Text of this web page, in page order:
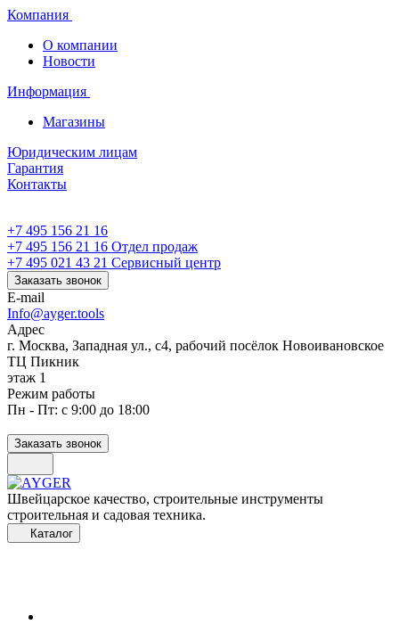
Компания
О компании
Новости
Информация
Магазины
Юридическим лицам
Гарантия
Контакты
+7 495 156 21 16
+7 495 156 21 16 Отдел продаж
+7 495 021 43 21 Cервисный центр
Заказать звонок
E-mail
Info@ayger.tools
Адрес
г. Москва, Западная ул., с4, рабочий посёлок Новоивановское
ТЦ Пикник
этаж 1
Режим работы
Пн - Пт: с 9:00 до 18:00
Заказать звонок
Швейцарское качество, строительные инструменты
строительная и садовая техника.
Каталог